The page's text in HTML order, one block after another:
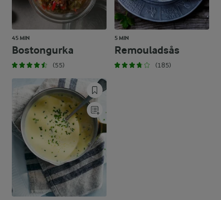
45 MIN
Bostongurka
(55)
5 MIN
Remouladsås
(185)